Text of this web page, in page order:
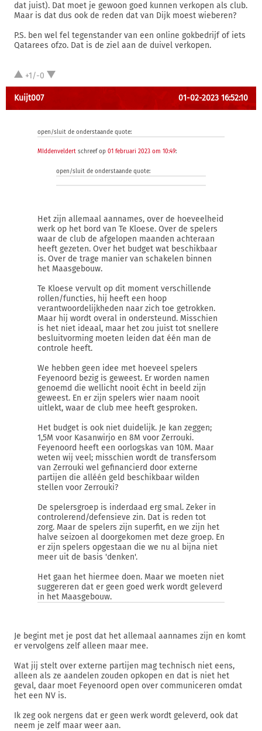
dat juist). Dat moet je gewoon goed kunnen verkopen als club.
Maar is dat dus ook de reden dat van Dijk moest wieberen?
P.S. ben wel fel tegenstander van een online gokbedrijf of iets
Qatarees ofzo. Dat is de ziel aan de duivel verkopen.
+1/-0
Kuijt007 01-02-2023 16:52:10
open/sluit de onderstaande quote:
MIddenveldert schreef op 01 februari 2023 om 10:49:
open/sluit de onderstaande quote:
Het zijn allemaal aannames, over de hoeveelheid
werk op het bord van Te Kloese. Over de spelers
waar de club de afgelopen maanden achteraan
heeft gezeten. Over het budget wat beschikbaar
is. Over de trage manier van schakelen binnen
het Maasgebouw.
Te Kloese vervult op dit moment verschillende
rollen/functies, hij heeft een hoop
verantwoordelijkheden naar zich toe getrokken.
Maar hij wordt overal in ondersteund. Misschien
is het niet ideaal, maar het zou juist tot snellere
besluitvorming moeten leiden dat één man de
controle heeft.
We hebben geen idee met hoeveel spelers
Feyenoord bezig is geweest. Er worden namen
genoemd die wellicht nooit écht in beeld zijn
geweest. En er zijn spelers wier naam nooit
uitlekt, waar de club mee heeft gesproken.
Het budget is ook niet duidelijk. Je kan zeggen;
1,5M voor Kasanwirjo en 8M voor Zerrouki.
Feyenoord heeft een oorlogskas van 10M. Maar
weten wij veel; misschien wordt de transfersom
van Zerrouki wel gefinancierd door externe
partijen die alléén geld beschikbaar wilden
stellen voor Zerrouki?
De spelersgroep is inderdaad erg smal. Zeker in
controlerend/defensieve zin. Dat is reden tot
zorg. Maar de spelers zijn superfit, en we zijn het
halve seizoen al doorgekomen met deze groep. En
er zijn spelers opgestaan die we nu al bijna niet
meer uit de basis 'denken'.
Het gaan het hiermee doen. Maar we moeten niet
suggereren dat er geen goed werk wordt geleverd
in het Maasgebouw.
Je begint met je post dat het allemaal aannames zijn en komt
er vervolgens zelf alleen maar mee.
Wat jij stelt over externe partijen mag technisch niet eens,
alleen als ze aandelen zouden opkopen en dat is niet het
geval, daar moet Feyenoord open over communiceren omdat
het een NV is.
Ik zeg ook nergens dat er geen werk wordt geleverd, ook dat
neem je zelf maar weer aan.